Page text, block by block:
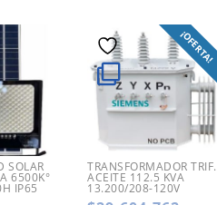
SOLAR
6500K°
IP65
¡OFERTA!
TRANSFORMADOR TRIF.
ACEITE 112.5 KVA
13.200/208-120V